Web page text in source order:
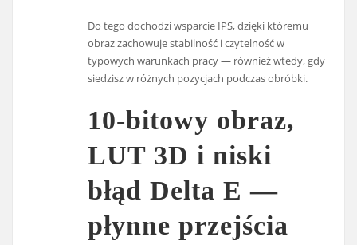
Do tego dochodzi wsparcie IPS, dzięki któremu
obraz zachowuje stabilność i czytelność w
typowych warunkach pracy — również wtedy, gdy
siedzisz w różnych pozycjach podczas obróbki.
10-bitowy obraz,
LUT 3D i niski
błąd Delta E —
płynne przejścia